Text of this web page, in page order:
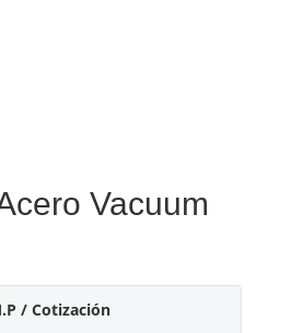
Vacuum
/ Cotización